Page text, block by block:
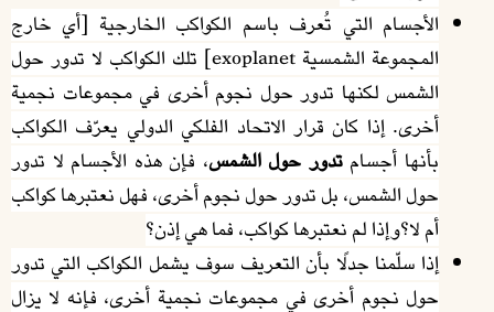
الأجسام التي تُعرف باسم الكواكب الخارجية [أي خارج
المجموعة الشمسية exoplanet] تلك الكواكب لا تدور حول
الشمس لكنها تدور حول نجوم أخرى في مجموعات نجمية
أخرى. إذا كان قرار الاتحاد الفلكي الدولي يعرّف الكواكب
بأنها أجسامتدور حول الشمس، فإن هذه الأجسام لا تدور
حول الشمس، بل تدور حول نجوم أخرى، فهل نعتبرها كواكب
أم لا؟وإذا لم نعتبرها كواكب، فما هي إذن؟
إذا سلّمنا جدلًا بأن التعريف سوف يشمل الكواكب التي تدور
حول نجوم أخرى في مجموعات نجمية أخرى، فإنه لا يزال